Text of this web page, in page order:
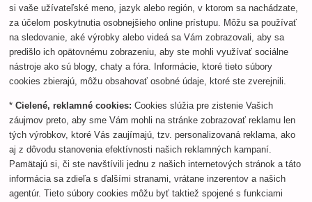
si vaše užívateľské meno, jazyk alebo región, v ktorom sa nachádzate,
za účelom poskytnutia osobnejšieho online prístupu. Môžu sa používať
na sledovanie, aké výrobky alebo videá sa Vám zobrazovali, aby sa
predišlo ich opätovnému zobrazeniu, aby ste mohli využívať sociálne
nástroje ako sú blogy, chaty a fóra. Informácie, ktoré tieto súbory
cookies zbierajú, môžu obsahovať osobné údaje, ktoré ste zverejnili.
*Cielené, reklamné cookies: Cookies slúžia pre zistenie Vašich
záujmov preto, aby sme Vám mohli na stránke zobrazovať reklamu len
tých výrobkov, ktoré Vás zaujímajú, tzv. personalizovaná reklama, ako
aj z dôvodu stanovenia efektívnosti našich reklamných kampaní.
Pamätajú si, či ste navštívili jednu z našich internetových stránok a táto
informácia sa zdieľa s ďalšími stranami, vrátane inzerentov a našich
agentúr. Tieto súbory cookies môžu byť taktiež spojené s funkciami